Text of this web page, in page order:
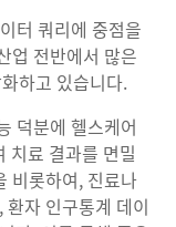
터 쿼리에 중점을
업 전반에서 많은
하고 있습니다.
덕분에 헬스케어
치료 결과를 면밀
비롯하여, 진료나
자 인구통계 데이